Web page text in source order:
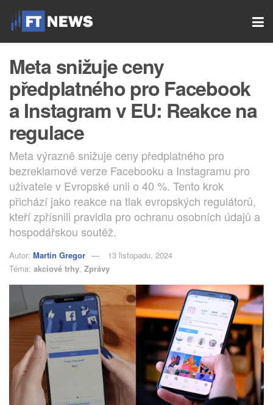
Meta snižuje ceny
předplatného pro Facebook
a Instagram v EU: Reakce na
regulace
Meta výrazně snižuje ceny předplatného pro
bezreklamové verze Facebooku a Instagramu pro
uživatele v Evropské unii o 40 %. Tento krok
přichází jako reakce na tlak evropských regulátorů,
kteří zpřísnili pravidla pro ochranu osobních údajů a
hospodářskou soutěž.
Autor: Martin Gregor
13 listopadu, 2024
Téma: akciové trhy, Zprávy